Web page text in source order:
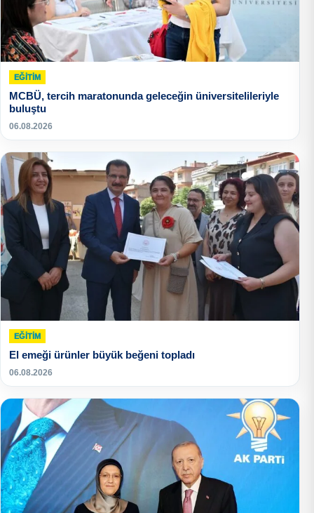
EĞITIM
MCBÜ, tercih maratonunda geleceğin üniversitelileriyle
buluştu
06.08.2026
EĞITIM
El emeği ürünler büyük beğeni topladı
06.08.2026